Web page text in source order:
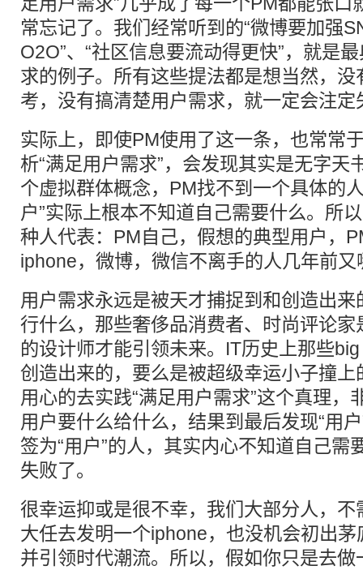
常忘记了。我们经常听到的“微博要加强
O2O”、“社区信息要流动得更快”，就是
求的例子。所有这些提法都是想当然，
考，没有搞清楚用户需求，就一定会注定
实际上，即使PM使用了这一条，也常常
析“满足用户需求”，会发现其实是无字天
个虚拟群体概念，PM找不到一个具体的
户”实际上根本不知道自己需要什么。所
种人代表：PM自己，假想的典型用户，
iphone，微博，微信不离手的人几年前
用户需求永远是被天才捕捉到和创造出
行什么，那些奢侈品消费者、时尚评论
的设计师才能引领未来。IT历史上那些
创造出来的，要么是被超级幸运小子撞上
用心的去实践“满足用户需求”这个真理，
用户要什么给什么，结果到最后发现“用
签为“用户”的人，其实内心不知道自己需
失败了。
很幸运抑或是很不幸，我们大部分人，
大任去发明一个iphone，也没机会初出
并引领时代潮流。所以，假如你只是去